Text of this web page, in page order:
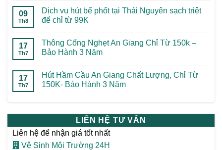
09
Th8
Dịch vụ hút bể phốt tại Thái Nguyên sạch triệt
để chỉ từ 99K
17
Th7
Thông Cống Nghẹt An Giang Chỉ Từ 150k –
Bảo Hành 3 Năm
17
Th7
Hút Hầm Cầu An Giang Chất Lượng, Chỉ Từ
150K- Bảo Hành 3 Năm
LIÊN HỆ TƯ VẤN
Liên hệ để nhận giá tốt nhất
Vệ Sinh Môi Trường 24H